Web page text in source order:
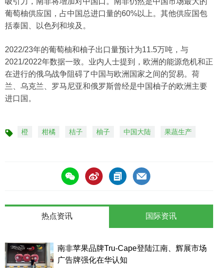
葡萄柚供应国，占中国总进口量的60%以上。其他供应国包
括泰国、以色列和埃及。
2022/23年的葡萄柚和柚子出口量预计为11.5万吨，与
2021/2022年数据一致。业内人士提到，欧洲的能源危机和正
在进行的俄乌战争阻碍了中国与欧洲国家之间的贸易。荷
兰、乌克兰、罗马尼亚和俄罗斯曾经是中国柚子的欧洲主要
进口国。
标 橙 柑橘 桔子 柚子 中国大陆 果蔬生产
热点资讯
南非苹果品牌Tru-Cape登陆江南、辉展市场
广告牌强化在华认知
国际资讯